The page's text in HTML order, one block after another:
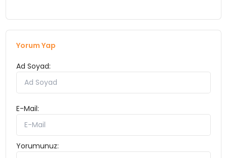
Yorum Yap
Ad Soyad:
E-Mail:
Yorumunuz: